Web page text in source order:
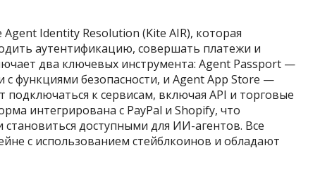
Identity Resolution (Kite AIR), которая
аутентификацию, совершать платежи и
два ключевых инструмента: Agent Passport —
с функциями безопасности, и Agent App Store —
подключаться к сервисам, включая API и торговые
интегрирована с PayPal и Shopify, что
доступными для ИИ-агентов. Все
с использованием стейблкоинов и обладают